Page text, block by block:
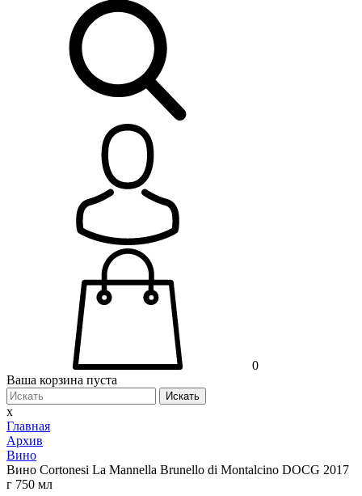
0
Ваша корзина пуста
Искать
x
Главная
Архив
Вино
Вино Cortonesi La Mannella Brunello di Montalcino DOCG 2017
г 750 мл